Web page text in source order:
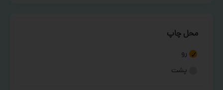
محل چاپ
رو
پشت